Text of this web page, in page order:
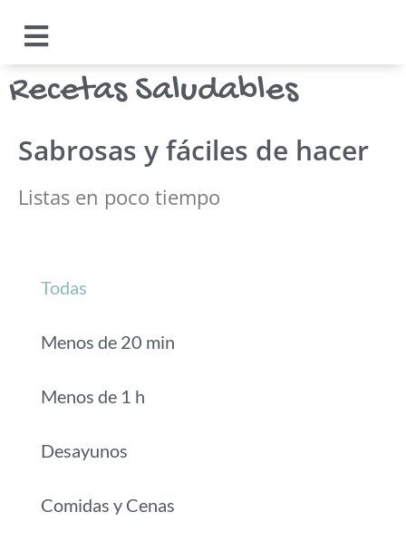
Recetas Saludables
Sabrosas y fáciles de hacer
Listas en poco tiempo
Todas
Menos de 20 min
Menos de 1 h
Desayunos
Comidas y Cenas